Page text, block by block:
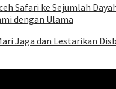
Safari ke Sejumlah
dengan Ulama
Jaga dan Lestarikan